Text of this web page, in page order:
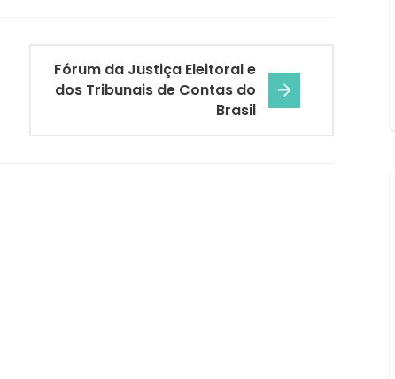
Fórum da Justiça Eleitoral e
dos Tribunais de Contas do
Brasil